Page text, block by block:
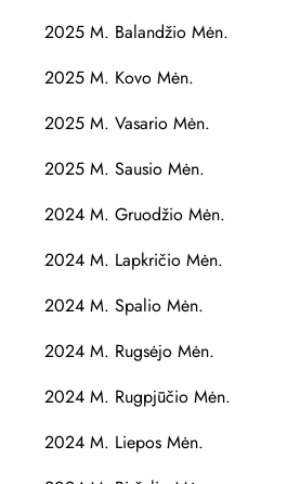
2025 M. Balandžio Mėn.
2025 M. Kovo Mėn.
2025 M. Vasario Mėn.
2025 M. Sausio Mėn.
2024 M. Gruodžio Mėn.
2024 M. Lapkričio Mėn.
2024 M. Spalio Mėn.
2024 M. Rugsėjo Mėn.
2024 M. Rugpjūčio Mėn.
2024 M. Liepos Mėn.